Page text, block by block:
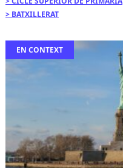
BATXILLERAT
EN CONTEXT